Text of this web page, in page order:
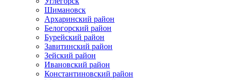
Шимановск
Архаринский район
Белогорский район
Бурейский район
Завитинский район
Зейский район
Ивановский район
Константиновский район